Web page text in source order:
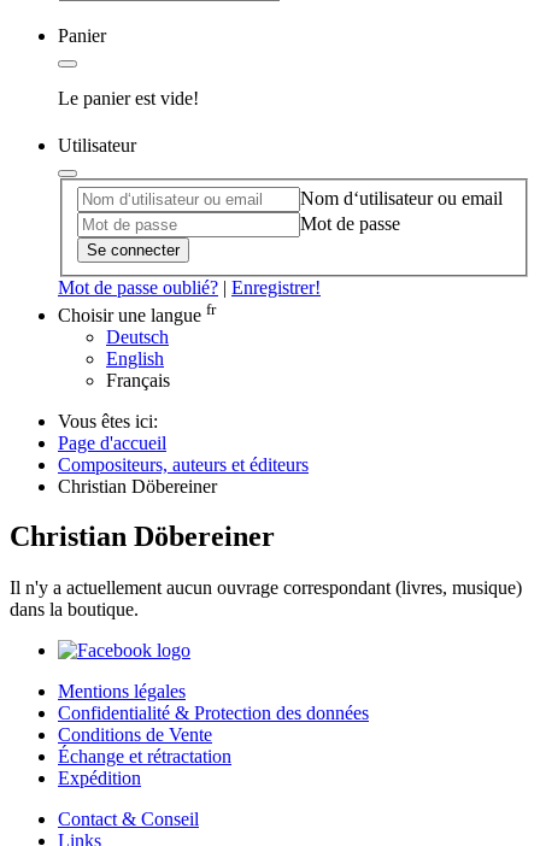
Panier
Le panier est vide!
Utilisateur
Nom d‘utilisateur ou email
Mot de passe
Se connecter
Mot de passe oublié? | Enregistrer!
Choisir une langue fr
Deutsch
English
Français
Vous êtes ici:
Page d'accueil
Compositeurs, auteurs et éditeurs
Christian Döbereiner
Christian Döbereiner
Il n'y a actuellement aucun ouvrage correspondant (livres, musique)
dans la boutique.
Mentions légales
Confidentialité & Protection des données
Conditions de Vente
Échange et rétractation
Expédition
Contact & Conseil
Links